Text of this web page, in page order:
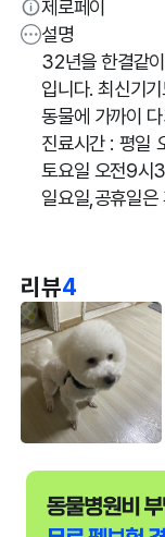
제로페이
설명
32년을 한결같
입니다. 최신기
동물에 가까이
진료시간 : 평일
토요일 오전9
일요일,공휴일은
리뷰4